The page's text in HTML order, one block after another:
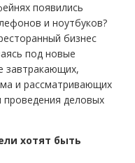
появились
и ноутбуков?
бизнес
под новые
завтракающих,
и рассматривающих
деловых
хотят быть